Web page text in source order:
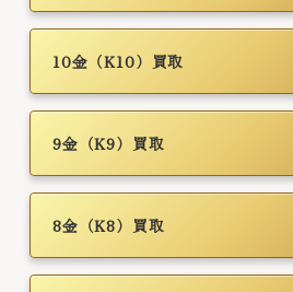
10金（K10）買取
9金（K9）買取
8金（K8）買取